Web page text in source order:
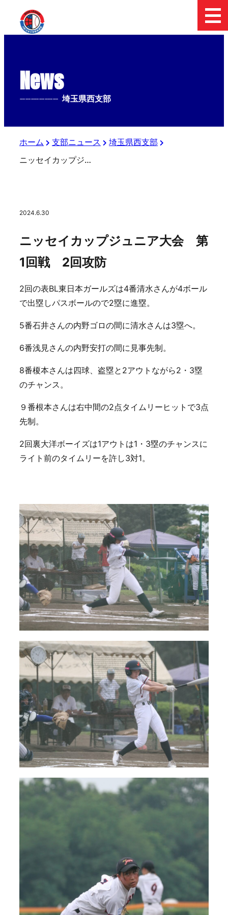
News
-------------- 埼玉県西支部
ホーム 支部ニュース
埼玉県西支部
ニッセイカップジュニア大会 第1回戦 2回攻防
2024.6.30
ニッセイカップジュニア大会 第
1回戦 2回攻防
2回の表BL東日本ガールズは4番清水さんが4ボール
で出塁しパスボールので2塁に進塁。
5番石井さんの内野ゴロの間に清水さんは3塁へ。
6番浅見さんの内野安打の間に見事先制。
8番榎本さんは四球、盗塁と2アウトながら2・3塁
のチャンス。
９番根本さんは右中間の2点タイムリーヒットで3点
先制。
2回裏大洋ボーイズは1アウトは1・3塁のチャンスに
ライト前のタイムリーを許し3対1。